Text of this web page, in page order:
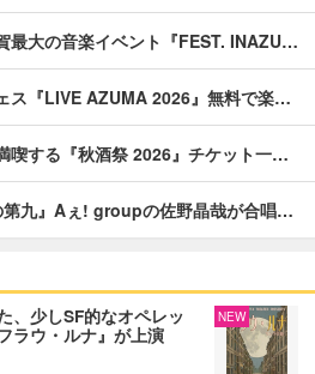
最大の音楽イベント『FEST. INAZU…
ス『LIVE AZUMA 2026』無料で楽…
喫する『秋酒祭 2026』チケット一…
第九』Aぇ! groupの佐野晶哉が合唱…
、少しSF的なオペレッ
ラウ・ルナ』が上演
NEW